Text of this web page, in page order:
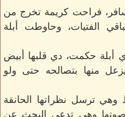
فراحت كريمة تخرج من
الفتيات، وحاوطت أبلة
أبلة حكمت، دي قلبها أبيض
منها بتصالحه حتى ولو
ترسل نظراتها الحانقة
صوتها وهي تدعي البحث عن